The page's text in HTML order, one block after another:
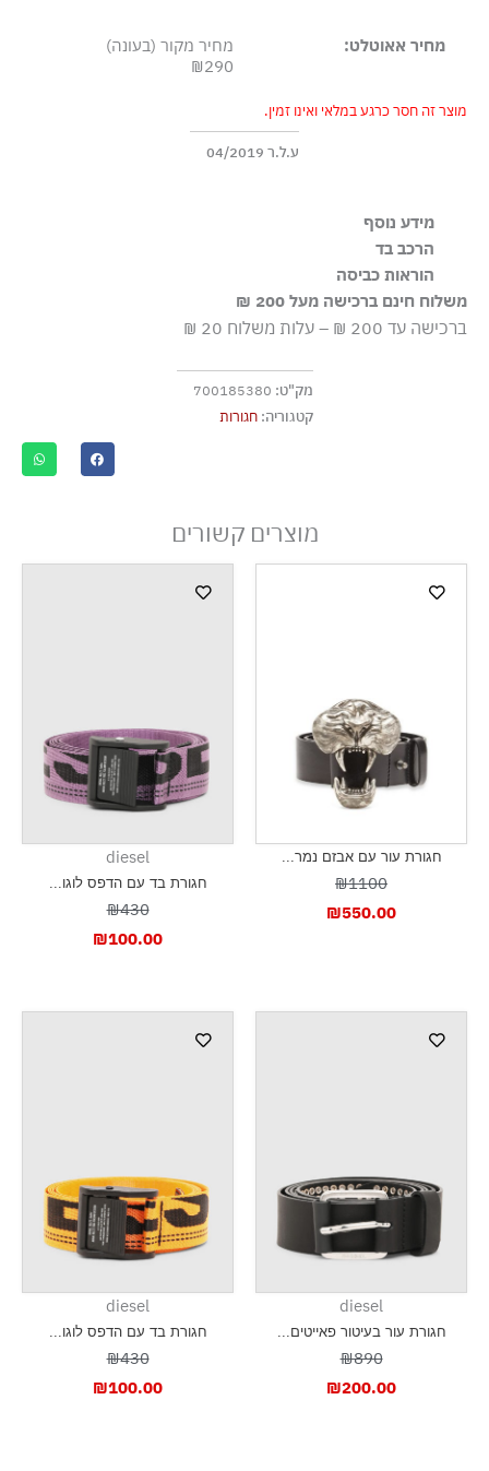
מחיר אאוטלט:
מחיר מקור (בעונה)
₪290
מוצר זה חסר כרגע במלאי ואינו זמין.
ע.ל.ר 04/2019
מידע נוסף
Buckle fastening Nickel free
הרכב בד
100% עור
הוראות כביסה
אסור בשטיפה
משלוח חינם ברכישה מעל 200 ₪
ברכישה עד 200 ₪ – עלות משלוח 20 ₪
מק"ט: 700185380
קטגוריה:חגורות
מוצרים קשורים
חגורת עור עם אבזם נמר...
₪1100
₪550.00
diesel
חגורת בד עם הדפס לוגו...
₪430
₪100.00
diesel
חגורת עור בעיטור פאייטים...
₪890
₪200.00
diesel
חגורת בד עם הדפס לוגו...
₪430
₪100.00